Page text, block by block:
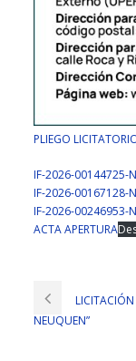
PLIEGO
IF-2026-00144725-
IF-2026-00167128-
IF-2026-00246953-
ACTA APERTURA
NEUQUEN”